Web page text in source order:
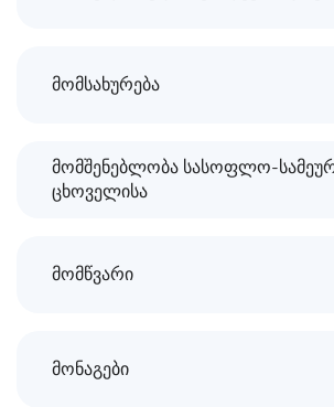
მომსახურება
მომშენებლობა სასოფლო-
ცხოველისა
მომწვარი
მონაგები